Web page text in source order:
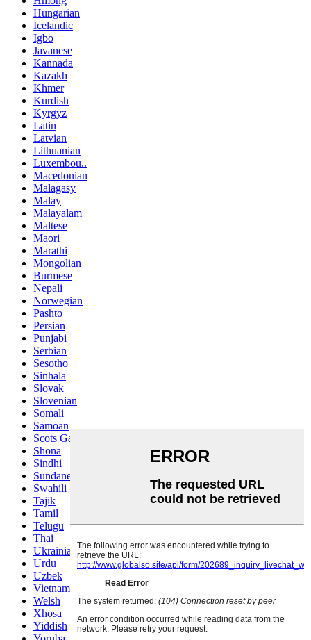
Hungarian
Icelandic
Igbo
Javanese
Kannada
Kazakh
Khmer
Kurdish
Kyrgyz
Latin
Latvian
Lithuanian
Luxembou..
Macedonian
Malagasy
Malay
Malayalam
Maltese
Maori
Marathi
Mongolian
Burmese
Nepali
Norwegian
Pashto
Persian
Punjabi
Serbian
Sesotho
Sinhala
Slovak
Slovenian
Somali
Samoan
Scots Gaelic
Shona
Sindhi
Sundanese
Swahili
Tajik
Tamil
Telugu
Thai
Ukrainian
Urdu
Uzbek
Vietnamese
Welsh
Xhosa
Yiddish